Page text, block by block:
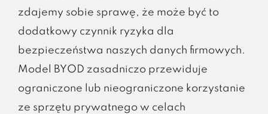
zdajemy sobie sprawę, że może być to
dodatkowy czynnik ryzyka dla
bezpieczeństwa naszych danych firmowych.
Model BYOD zasadniczo przewiduje
ograniczone lub nieograniczone korzystanie
ze sprzętu prywatnego w celach